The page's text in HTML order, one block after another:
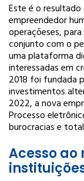
Este é o
empreendedor
operaçõeses,
conjunto com o
uma plataforma
interessadas em
2018 foi fundada
investimentos
2022, a nova
Processo
burocracias e
Acesso